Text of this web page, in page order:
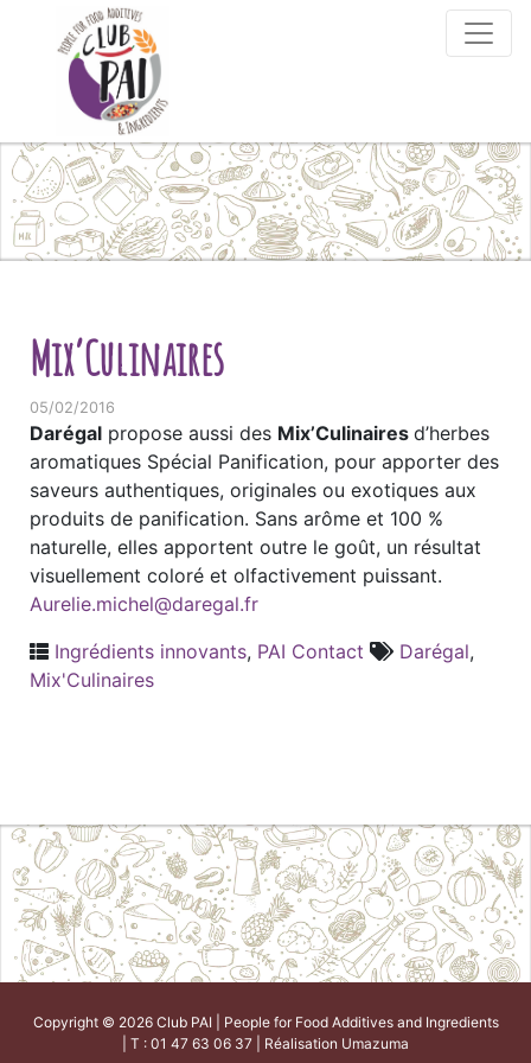
Skip to content
Mix’Culinaires
05/02/2016
Darégal propose aussi des Mix’Culinaires d’herbes
aromatiques Spécial Panification, pour apporter des
saveurs authentiques, originales ou exotiques aux
produits de panification. Sans arôme et 100 %
naturelle, elles apportent outre le goût, un résultat
visuellement coloré et olfactivement puissant.
Aurelie.michel@daregal.fr
Ingrédients innovants, PAI Contact Darégal,
Mix'Culinaires
Copyright © 2026 Club PAI | People for Food Additives and Ingredients
| T : 01 47 63 06 37 | Réalisation Umazuma